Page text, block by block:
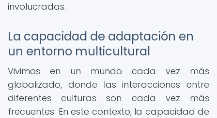
involucradas.
La capacidad de adaptación en
un entorno multicultural
Vivimos en un mundo cada vez más
globalizado, donde las interacciones entre
diferentes culturas son cada vez más
frecuentes. En este contexto, la capacidad de